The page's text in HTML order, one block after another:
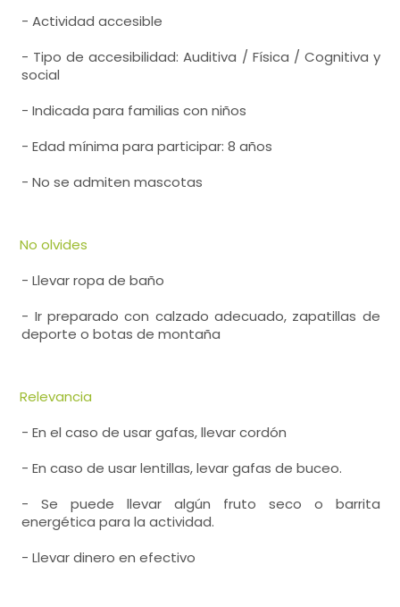
- Actividad accesible
- Tipo de accesibilidad: Auditiva / Física / Cognitiva y
social
- Indicada para familias con niños
- Edad mínima para participar: 8 años
- No se admiten mascotas
No olvides
- Llevar ropa de baño
- Ir preparado con calzado adecuado, zapatillas de
deporte o botas de montaña
Relevancia
- En el caso de usar gafas, llevar cordón
- En caso de usar lentillas, levar gafas de buceo.
- Se puede llevar algún fruto seco o barrita
energética para la actividad.
- Llevar dinero en efectivo